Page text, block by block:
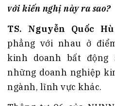
với kiến nghị này ra sao?
TS. Nguyễn Quốc
phẳng với nhau ở
kinh doanh bất động
những doanh nghiệp
ngành, lĩnh vực khác.